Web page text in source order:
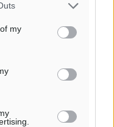
my
αεροπορικές θέσεις
προς τον ΔΕΔΔΗΕ